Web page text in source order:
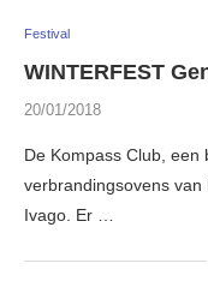
Festival
WINTERFEST
20/01/2018
De Kompass Club,
verbrandingsovens
Ivago. Er …